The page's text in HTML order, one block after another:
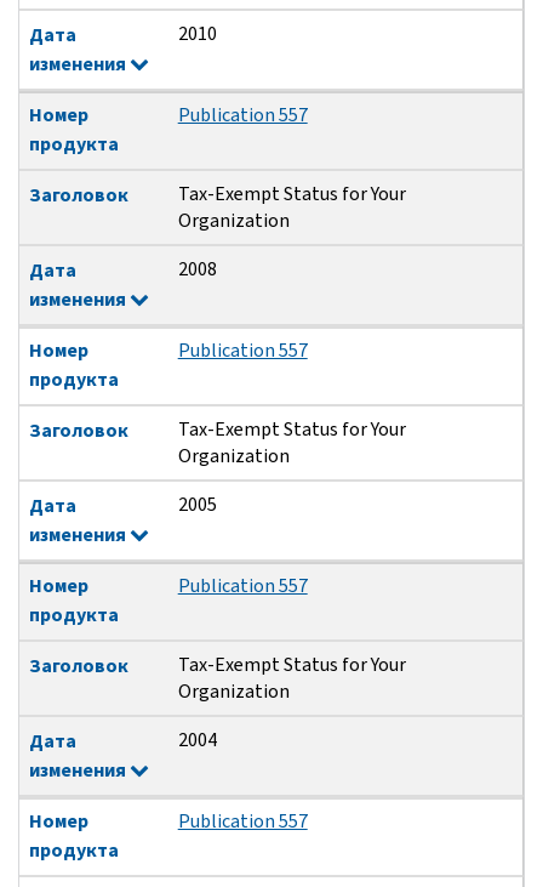
Дата
изменения
2010
Номер
продукта
Publication 557
Заголовок
Tax-Exempt Status for Your
Organization
Дата
изменения
2008
Номер
продукта
Publication 557
Заголовок
Tax-Exempt Status for Your
Organization
Дата
изменения
2005
Номер
продукта
Publication 557
Заголовок
Tax-Exempt Status for Your
Organization
Дата
изменения
2004
Номер
продукта
Publication 557